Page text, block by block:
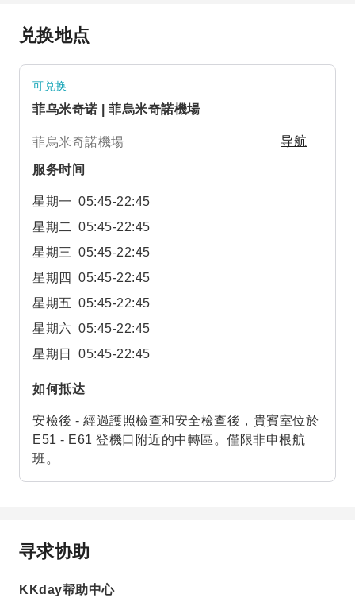
兑换地点
可兑换
菲乌米奇诺 | 菲烏米奇諾機場
菲烏米奇諾機場 导航
服务时间
星期一 05:45-22:45
星期二
05:45-22:45
星期三 05:45-22:45
星期四
05:45-22:45
星期五 05:45-22:45
星期六 05:45-22:45
星期日
05:45-22:45
如何抵达
安檢後 - 經過護照檢查和安全檢查後，貴賓室位於
E51 - E61 登機口附近的中轉區。僅限非申根航
班。
寻求协助
KKday帮助中心